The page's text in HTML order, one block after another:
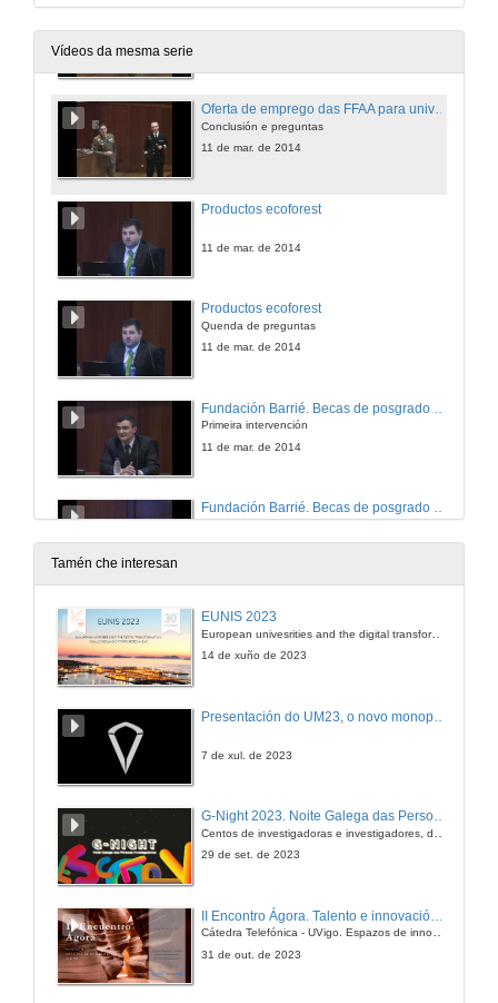
Vídeos da mesma serie
Oferta de emprego das FFAA para universitarios españois
Oferta de emprego das FFAA para universitarios españois
Conclusión e preguntas
11 de mar. de 2014
Productos ecoforest
11 de mar. de 2014
Productos ecoforest
Quenda de preguntas
11 de mar. de 2014
Primeira intervención
11 de mar. de 2014
Fundación Barrié. Becas de posgrado no estranxeiro
11 de mar. de 2014
Terceira intervención
Quenda de preguntas
Tamén che interesan
EUNIS 2023
European univesrities and the digital transformation: challenges and opportunities ahead
14 de xuño de 2023
7 de xul. de 2023
G-Night 2023. Noite Galega das Persoas Investigadoras. Conciencias creativas
29 de set. de 2023
Cátedra Telefónica - UVigo. Espazos de innovación
31 de out. de 2023